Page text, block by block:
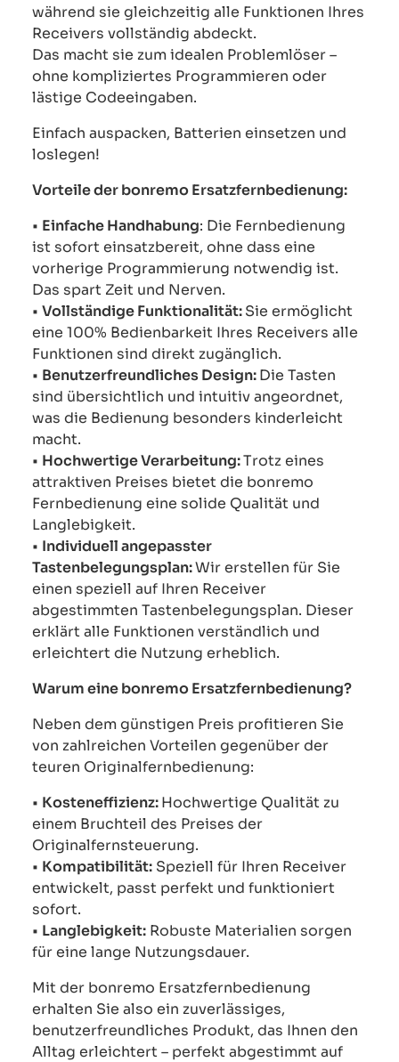
während sie gleichzeitig alle Funktionen Ihres
Receivers vollständig abdeckt.
Das macht sie zum idealen Problemlöser –
ohne kompliziertes Programmieren oder
lästige Codeeingaben.
Einfach auspacken, Batterien einsetzen und
loslegen!
Vorteile der bonremo Ersatzfernbedienung:
• Einfache Handhabung: Die Fernbedienung
ist sofort einsatzbereit, ohne dass eine
vorherige Programmierung notwendig ist.
Das spart Zeit und Nerven.
• Vollständige Funktionalität:Sie ermöglicht
eine 100% Bedienbarkeit Ihres Receivers alle
Funktionen sind direkt zugänglich.
• Benutzerfreundliches Design:Die Tasten
sind übersichtlich und intuitiv angeordnet,
was die Bedienung besonders kinderleicht
macht.
• Hochwertige Verarbeitung:Trotz eines
attraktiven Preises bietet die bonremo
Fernbedienung eine solide Qualität und
Langlebigkeit.
• Individuell angepasster
Tastenbelegungsplan:Wir erstellen für Sie
einen speziell auf Ihren Receiver
abgestimmten Tastenbelegungsplan. Dieser
erklärt alle Funktionen verständlich und
erleichtert die Nutzung erheblich.
Warum eine bonremo Ersatzfernbedienung?
Neben dem günstigen Preis profitieren Sie
von zahlreichen Vorteilen gegenüber der
teuren Originalfernbedienung:
• Kosteneffizienz:Hochwertige Qualität zu
einem Bruchteil des Preises der
Originalfernsteuerung.
• Kompatibilität: Speziell für Ihren Receiver
entwickelt, passt perfekt und funktioniert
sofort.
• Langlebigkeit: Robuste Materialien sorgen
für eine lange Nutzungsdauer.
Mit der bonremo Ersatzfernbedienung
erhalten Sie also ein zuverlässiges,
benutzerfreundliches Produkt, das Ihnen den
Alltag erleichtert – perfekt abgestimmt auf